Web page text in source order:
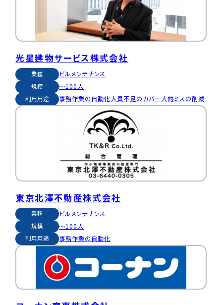
光星建物サービス株式会社
業種 ビルメンテナンス
規模 〜100人
利用用途 事務作業の自動化人員不足のカバー人的ミスの削減
東京北澤不動産株式会社
業種 ビルメンテナンス
規模 〜100人
利用用途 事務作業の自動化